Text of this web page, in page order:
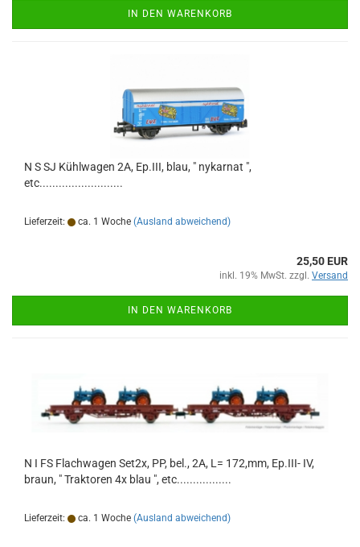
IN DEN WARENKORB
N S SJ Kühlwagen 2A, Ep.III, blau, " nykarnat ",
etc..........................
Lieferzeit: ca. 1 Woche (Ausland abweichend)
25,50 EUR
inkl. 19% MwSt. zzgl. Versand
IN DEN WARENKORB
N I FS Flachwagen Set2x, PP, bel., 2A, L= 172,mm, Ep.III- IV,
braun, " Traktoren 4x blau ", etc.................
Lieferzeit: ca. 1 Woche (Ausland abweichend)